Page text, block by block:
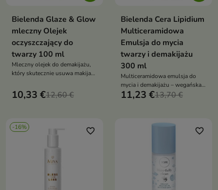
Bielenda Glaze & Glow
mleczny Olejek
oczyszczający do
twarzy 100 ml
Mleczny olejek do demakijażu,
który skutecznie usuwa makijaż i
nawilża, koi i wzmacnia barierę
skóry dzięki Ceramic Milk i
10,33 €12,60 €
Bielenda Cera Lipidium
Multiceramidowa
Emulsja do mycia
twarzy i demakijażu
300 ml
Multiceramidowa emulsja do
mycia i demakijażu – wegańska,
z neoceramidami, niacynamidem
11,23 €13,70 €
-16% favorite_border favorite_border